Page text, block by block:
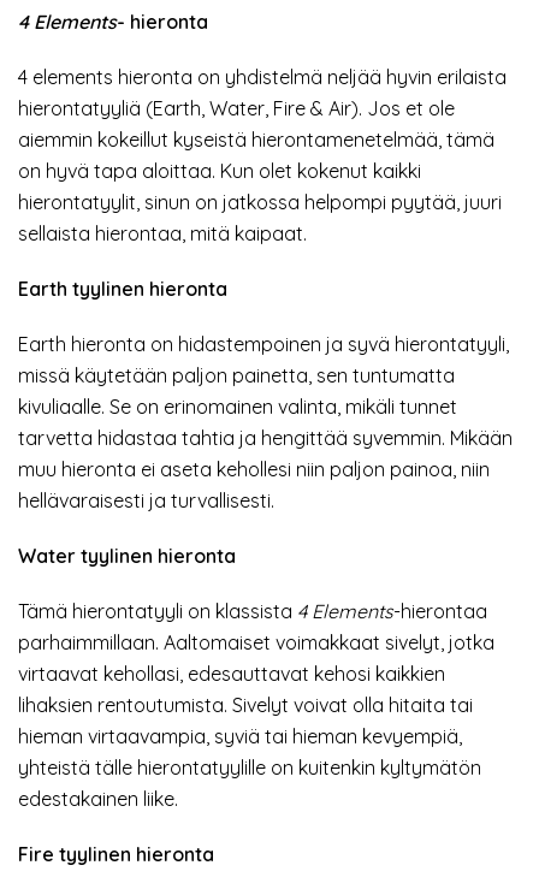
4 Elements- hieronta
4 elements hieronta on yhdistelmä neljää hyvin erilaista
hierontatyyliä (Earth, Water, Fire & Air). Jos et ole
aiemmin kokeillut kyseistä hierontamenetelmää, tämä
on hyvä tapa aloittaa. Kun olet kokenut kaikki
hierontatyylit, sinun on jatkossa helpompi pyytää, juuri
sellaista hierontaa, mitä kaipaat.
Earth tyylinen hieronta
Earth hieronta on hidastempoinen ja syvä hierontatyyli,
missä käytetään paljon painetta, sen tuntumatta
kivuliaalle. Se on erinomainen valinta, mikäli tunnet
tarvetta hidastaa tahtia ja hengittää syvemmin. Mikään
muu hieronta ei aseta kehollesi niin paljon painoa, niin
hellävaraisesti ja turvallisesti.
Water tyylinen hieronta
Tämä hierontatyyli on klassista 4 Elements-hierontaa
parhaimmillaan. Aaltomaiset voimakkaat sivelyt, jotka
virtaavat kehollasi, edesauttavat kehosi kaikkien
lihaksien rentoutumista. Sivelyt voivat olla hitaita tai
hieman virtaavampia, syviä tai hieman kevyempiä,
yhteistä tälle hierontatyylille on kuitenkin kyltymätön
edestakainen liike.
Fire tyylinen hieronta